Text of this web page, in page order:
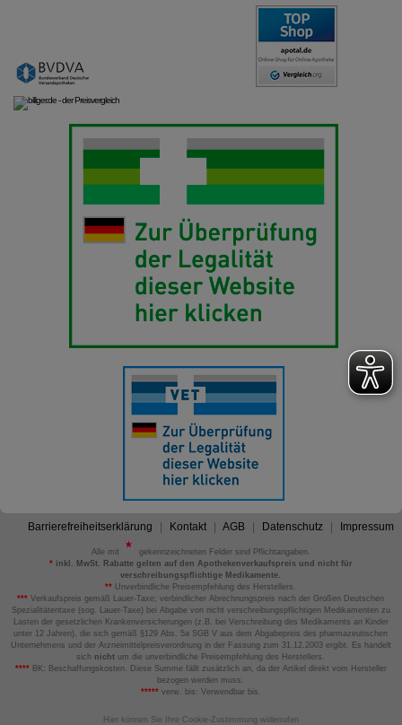
Barrierefreiheitserklärung Kontakt AGB Datenschutz Impressum
Alle mit
gekennzeichneten Felder sind Pflichtangaben.
*inkl. MwSt. Rabatte gelten auf den Apothekenverkaufspreis und nicht für
verschreibungspflichtige Medikamente.
** Unverbindliche Preisempfehlung des Herstellers.
*** Verkaufspreis gemäß Lauer-Taxe; verbindlicher Abrechnungspreis nach der Großen Deutschen
Spezialitätentaxe (sog. Lauer-Taxe) bei Abgabe von nicht verschreibungspflichtigen Medikamenten zu
Lasten der gesetzlichen Krankenversicherungen (z.B. bei Verschreibung des Medikaments an Kinder
unter 12 Jahren), die sich gemäß §129 Abs. 5a SGB V aus dem Abgabepreis des pharmazeutischen
Unternehmens und der Arzneimittelpreisverordnung in der Fassung zum 31.12.2003 ergibt. Es handelt
sich nicht um die unverbindliche Preisempfehlung des Herstellers.
****BK: Beschaffungskosten. Diese Summe fällt zusätzlich an, da der Artikel direkt vom Hersteller
bezogen werden muss.
*****verw. bis: Verwendbar bis.
Hier können Sie Ihre Cookie-Zustimmung widerrufen